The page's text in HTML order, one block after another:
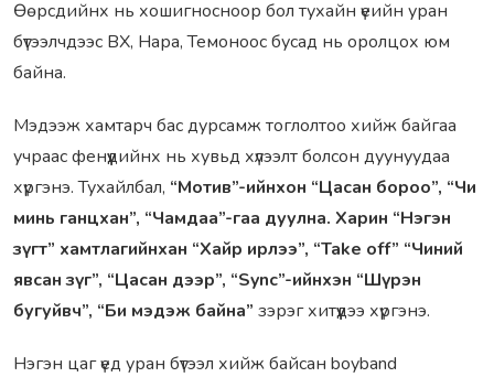
Өөрсдийнх нь хошигносноор бол тухайн үеийн уран
бүтээлчдээс BX, Нара, Темоноос бусад нь оролцох юм
байна.
Мэдээж хамтарч бас дурсамж тоглолтоо хийж байгаа
учраас фенүүдийнх нь хувьд хүлээлт болсон дуунуудаа
хүргэнэ. Тухайлбал, “Мотив”-ийнхон “Цасан бороо”, “Чи
минь ганцхан”, “Чамдаа”-гаа дуулна. Харин “Нэгэн
зүгт” хамтлагийнхан “Хайр ирлээ”, “Take off” “Чиний
явсан зүг”, “Цасан дээр”, “Sync”-ийнхэн “Шүрэн
бугуйвч”, “Би мэдэж байна” зэрэг хитүүдээ хүргэнэ.
Нэгэн цаг үед уран бүтээл хийж байсан boyband